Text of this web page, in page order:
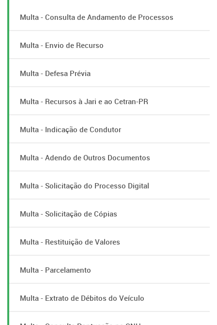
Multa - Consulta de Andamento de Processos
Multa - Envio de Recurso
Multa - Defesa Prévia
Multa - Recursos à Jari e ao Cetran-PR
Multa - Indicação de Condutor
Multa - Adendo de Outros Documentos
Multa - Solicitação do Processo Digital
Multa - Solicitação de Cópias
Multa - Restituição de Valores
Multa - Parcelamento
Multa - Extrato de Débitos do Veículo